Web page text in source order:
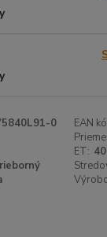
0 EAN
ET: 40